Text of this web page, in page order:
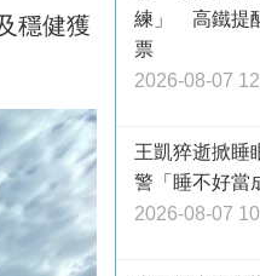
穩健獲
練」 高鐵提
票
2026-08-07
王凱猝逝掀
警「睡不好當
2026-08-07